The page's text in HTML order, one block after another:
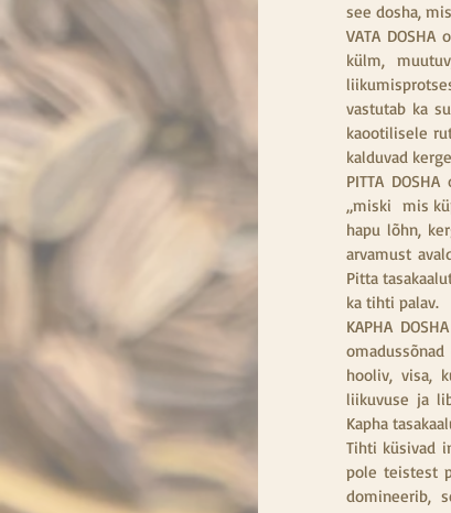
see dosha,
VATA
külm,
vastutab ka
kaootilisele
kalduvad
PITTA
„miski  mis
hapu lõhn,
arvamust
Pitta
ka tihti palav.
KAPHA
hooliv, visa,
liikuvuse ja
Kapha
Tihti küsivad
pole teistest
domineerib,